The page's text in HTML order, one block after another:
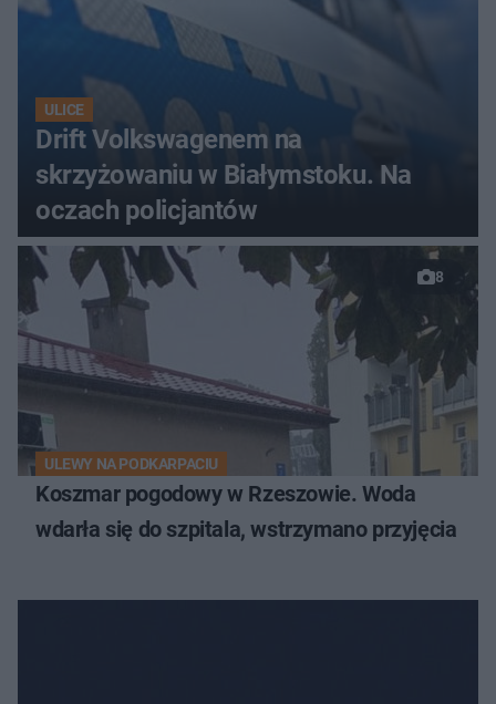
ULICE
Drift Volkswagenem na
skrzyżowaniu w Białymstoku. Na
oczach policjantów
8
ULEWY NA PODKARPACIU
Koszmar pogodowy w Rzeszowie. Woda
wdarła się do szpitala, wstrzymano przyjęcia